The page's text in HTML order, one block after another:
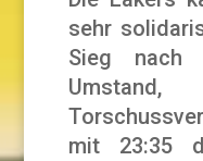
sehr
Sieg nach
mit 23:35